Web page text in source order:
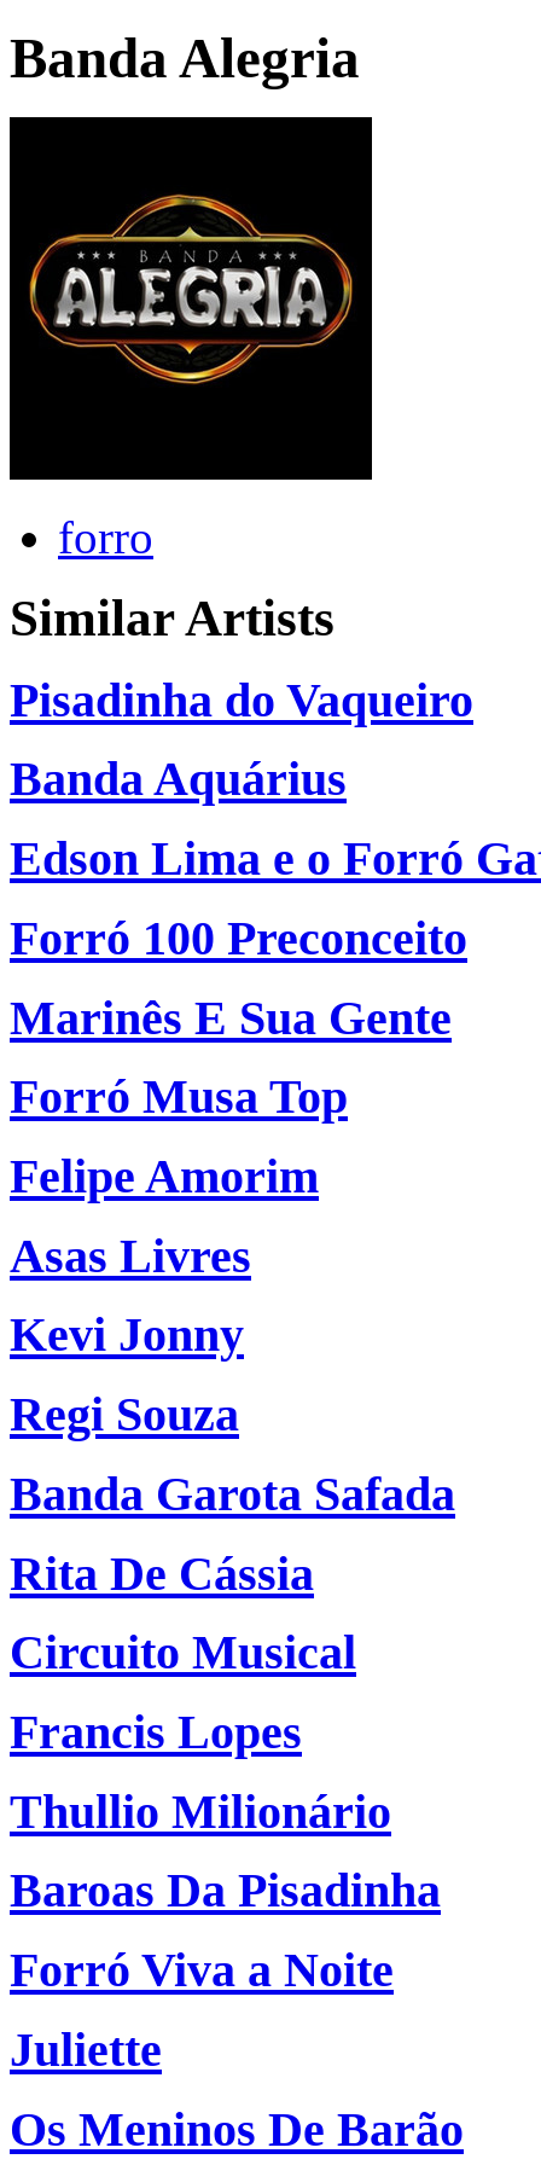
Banda Alegria
forro
Similar Artists
Pisadinha do Vaqueiro
Banda Aquárius
Edson Lima e o Forró
Forró 100 Preconceito
Marinês E Sua Gente
Forró Musa Top
Felipe Amorim
Asas Livres
Kevi Jonny
Regi Souza
Banda Garota Safada
Rita De Cássia
Circuito Musical
Francis Lopes
Thullio Milionário
Baroas Da Pisadinha
Forró Viva a Noite
Juliette
Os Meninos De Barão